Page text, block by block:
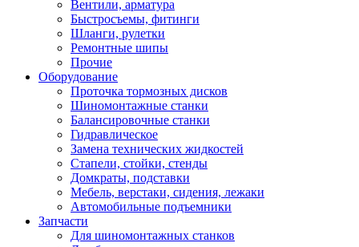
Вентили, арматура
Быстросъемы, фитинги
Шланги, рулетки
Ремонтные шипы
Прочие
Оборудование
Проточка тормозных дисков
Шиномонтажные станки
Балансировочные станки
Гидравлическое
Замена технических жидкостей
Стапели, стойки, стенды
Домкраты, подставки
Мебель, верстаки, сидения, лежаки
Автомобильные подъемники
Запчасти
Для шиномонтажных станков